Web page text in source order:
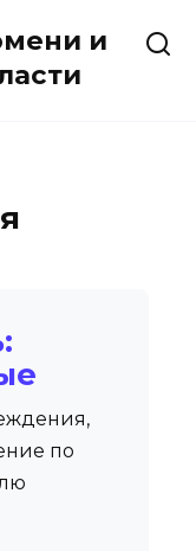
и
по